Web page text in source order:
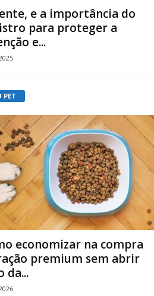
e a importância do
para proteger a
e...
PET
economizar na compra
premium sem abrir
da...